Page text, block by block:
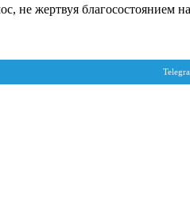
не жертвуя благосостоянием